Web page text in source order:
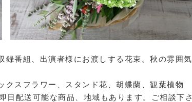
番組、出演者様にお渡しする花束。秋の雰囲気
スフラワー、スタンド花、胡蝶蘭、観葉植物
日配送可能な商品、地域もあります。ご相談下さ